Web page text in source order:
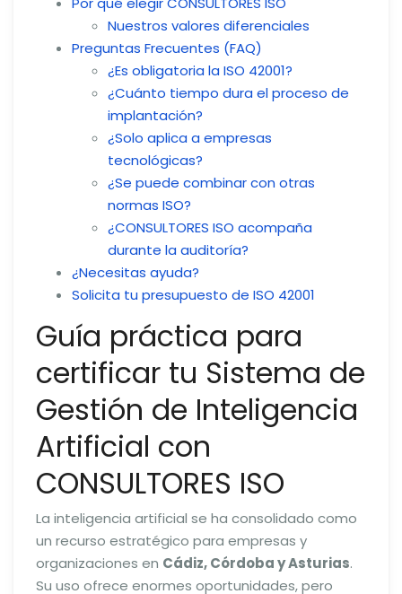
Nuestros valores diferenciales
Preguntas Frecuentes (FAQ)
¿Es obligatoria la ISO 42001?
¿Cuánto tiempo dura el proceso de
implantación?
¿Solo aplica a empresas
tecnológicas?
¿Se puede combinar con otras
normas ISO?
¿CONSULTORES ISO acompaña
durante la auditoría?
¿Necesitas ayuda?
Solicita tu presupuesto de ISO 42001
Guía práctica para
certificar tu Sistema de
Gestión de Inteligencia
Artificial con
CONSULTORES ISO
La inteligencia artificial se ha consolidado como
un recurso estratégico para empresas y
organizaciones en Cádiz, Córdoba y Asturias.
Su uso ofrece enormes oportunidades, pero